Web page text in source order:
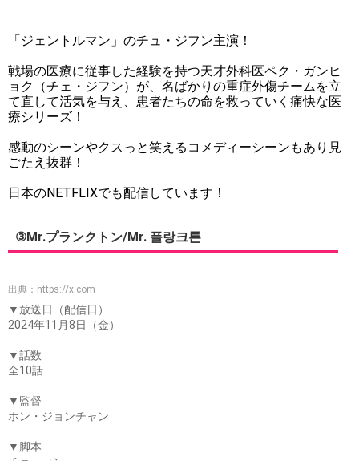
「ジェントルマン」のチュ・ジフン主演！
戦場の医療に従事した経験を持つ天才外科医ペク・ガンヒ
ョク（チェ・ジフン）が、名ばかりの重症外傷チームを立
て直して活気を与え、患者たちの命を救っていく痛快な医
療シリーズ！
感動のシーンやクスっと笑えるコメディーシーンもあり見
ごたえ抜群！
日本のNETFLIXでも配信しています！
③Mr.プランクトン/Mr. 플랑크톤
出典： https://x.com
▼放送日（配信日）
2024年11月8日（金）
▼話数
全10話
▼監督
ホン・ジョンチャン
▼脚本